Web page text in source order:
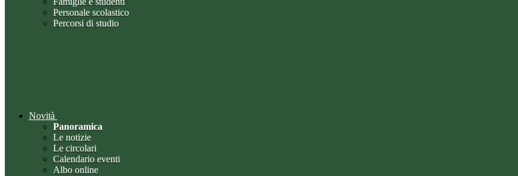
Personale scolastico
Percorsi di studio
Novità
Panoramica
Le notizie
Le circolari
Calendario eventi
Albo online